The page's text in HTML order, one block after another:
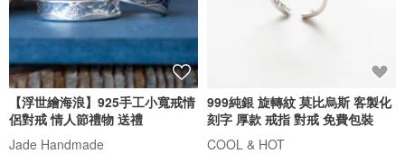
【浮世繪海浪】925手工小寬戒情
侶對戒 情人節禮物 送禮
Jade Handmade
999純銀 旋轉紋 莫比烏斯 客製化
刻字 厚款 戒指 對戒 免費包裝
COOL & HOT